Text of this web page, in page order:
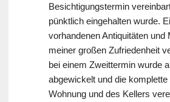
Besichtigungstermin
pünktlich eingehalten wurde.
vorhandenen Antiquitäten und
meiner großen Zufriedenheit
bei einem Zweittermin wurde
abgewickelt und die
Wohnung und des Kellers